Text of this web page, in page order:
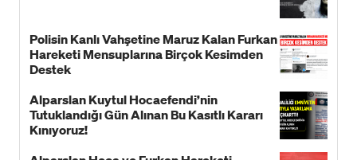
Polisin Kanlı Vahşetine Maruz Kalan Furkan
Hareketi Mensuplarına Birçok Kesimden
Destek
Alparslan Kuytul Hocaefendi’nin
Tutuklandığı Gün Alınan Bu Kasıtlı Kararı
Kınıyoruz!